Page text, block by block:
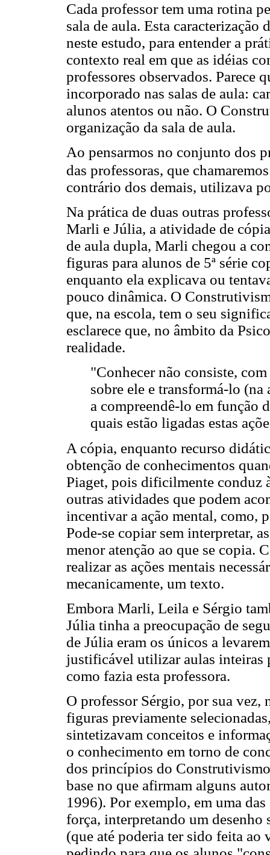
Cada professor tem uma rotina
sala de aula. Esta
neste estudo, para entender a
contexto real em que as idéias
professores observados. Parece
incorporado nas salas de aula:
alunos atentos ou não. O
organização da sala de aula.
Ao pensarmos no conjunto dos
das professoras, que
contrário dos demais, utilizava
Na prática de duas outras
Marli e Júlia, a atividade de
de aula dupla, Marli chegou a
figuras para alunos de 5ª série
enquanto ela explicava ou
pouco dinâmica. O
que, na escola, tem o seu
esclarece que, no âmbito da
realidade.
"Conhecer não consiste,
sobre ele e transformá-lo (na
a compreendê-lo em função
quais estão ligadas estas
A cópia, enquanto recurso
obtenção de conhecimentos
Piaget, pois dificilmente conduz
outras atividades que podem
incentivar a ação mental, como,
Pode-se copiar sem interpretar,
menor atenção ao que se copia.
realizar as ações mentais
mecanicamente, um texto.
Embora Marli, Leila e Sérgio
Júlia tinha a preocupação de
de Júlia eram os únicos a
justificável utilizar aulas inteiras
como fazia esta professora.
O professor Sérgio, por sua vez,
figuras previamente
sintetizavam conceitos e
o conhecimento em torno de
dos princípios do
base no que afirmam alguns
1996). Por exemplo, em uma
força, interpretando um
(que até poderia ter sido feita